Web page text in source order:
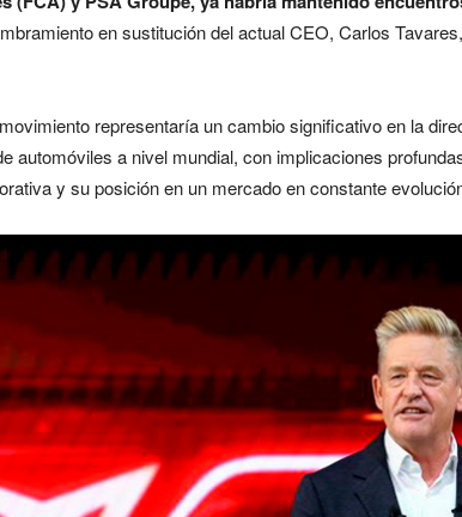
en sustitución del actual CEO, Carlos
representaría un cambio significativo en la
automóviles a nivel mundial, con implicaciones
y su posición en un mercado en constante